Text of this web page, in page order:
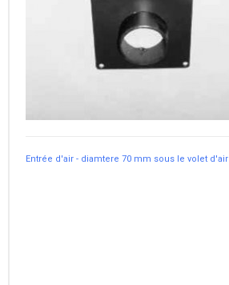
Entrée d'air - diamtere 70 mm sous le volet d'air